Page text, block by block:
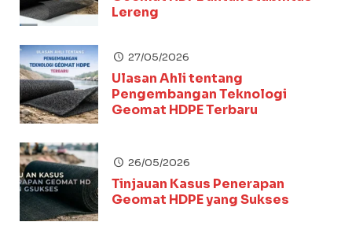
Lereng
27/05/2026
Ulasan Ahli tentang
Pengembangan Teknologi
Geomat HDPE Terbaru
26/05/2026
Tinjauan Kasus Penerapan
Geomat HDPE yang Sukses